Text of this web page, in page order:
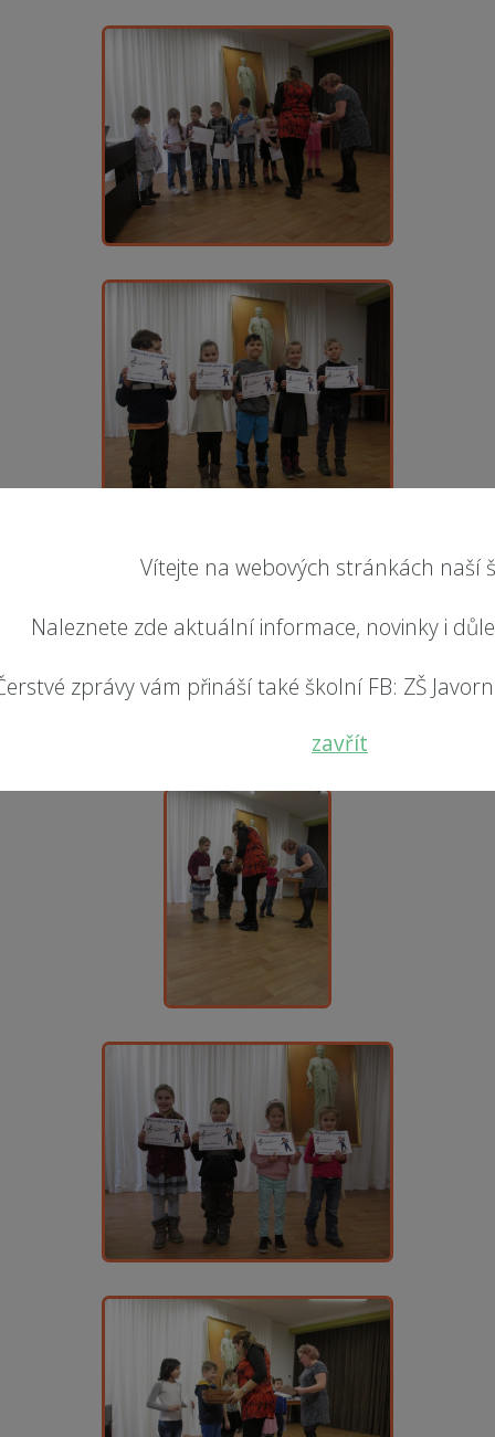
Vítejte na webových stránkách naší
Naleznete zde aktuální informace, novinky i
zprávy vám přináší také školní FB: ZŠ
zavřít